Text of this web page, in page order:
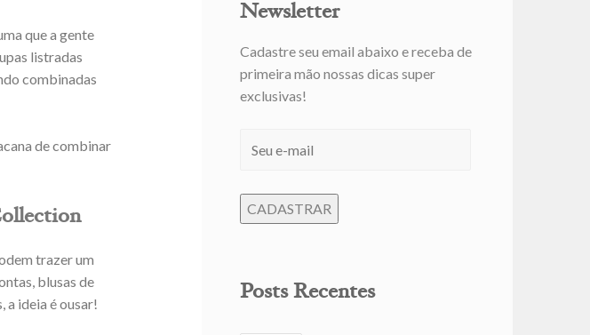
que a gente
listradas
combinadas
de combinar
trazer um
blusas de
a ideia é ousar!
Newsletter
Cadastre seu email abaixo e receba de
primeira mão nossas dicas super
exclusivas!
Posts Recentes